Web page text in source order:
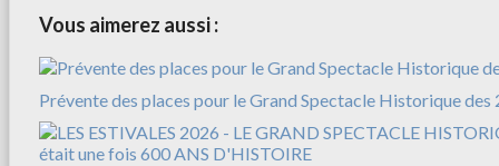
Vous aimerez aussi :
Prévente des places pour le Grand Spectacle Historique des